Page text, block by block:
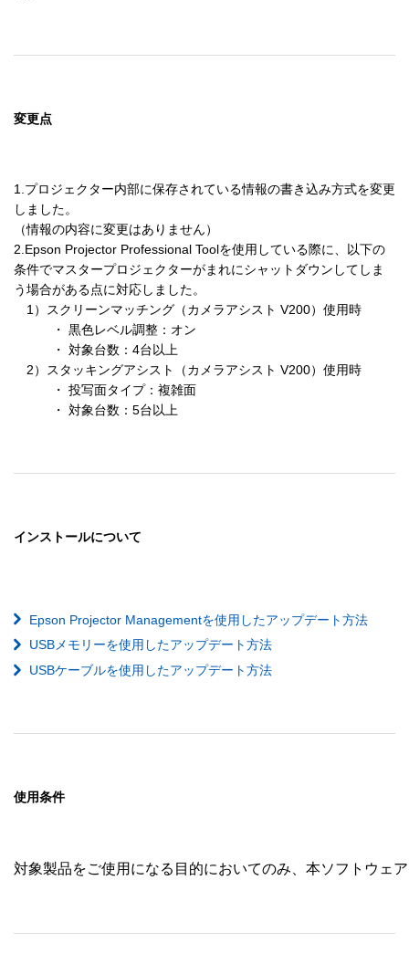
変更点
1.プロジェクター内部に保存されている情報の書き込み方式を変更
しました。
（情報の内容に変更はありません）
2.Epson Projector Professional Toolを使用している際に、以下の
条件でマスタープロジェクターがまれにシャットダウンしてしま
う場合がある点に対応しました。
1）スクリーンマッチング（カメラアシスト V200）使用時
・ 黒色レベル調整：オン
・ 対象台数：4台以上
2）スタッキングアシスト（カメラアシスト V200）使用時
・ 投写面タイプ：複雑面
・ 対象台数：5台以上
インストールについて
Epson Projector Managementを使用したアップデート方法
USBメモリーを使用したアップデート方法
USBケーブルを使用したアップデート方法
使用条件
対象製品をご使用になる目的においてのみ、本ソフトウェ